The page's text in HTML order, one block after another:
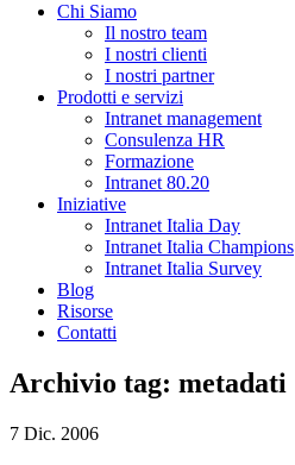
Chi Siamo
Il nostro team
I nostri clienti
I nostri partner
Prodotti e servizi
Intranet management
Consulenza HR
Formazione
Intranet 80.20
Iniziative
Intranet Italia Day
Intranet Italia Champions
Intranet Italia Survey
Blog
Risorse
Contatti
Archivio tag: metadati
7 Dic. 2006